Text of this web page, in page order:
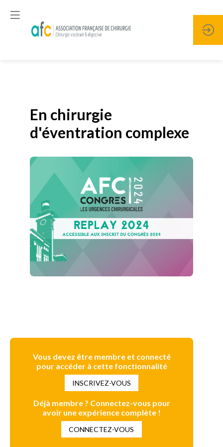
En chirurgie
d'éventration complexe
Vous devez être membre et connecté
pour accéder à cette fonctionnalité
INSCRIVEZ-VOUS
Déjà membre ? Connectez-vous pour
avoir une expérience complète !
CONNECTEZ-VOUS